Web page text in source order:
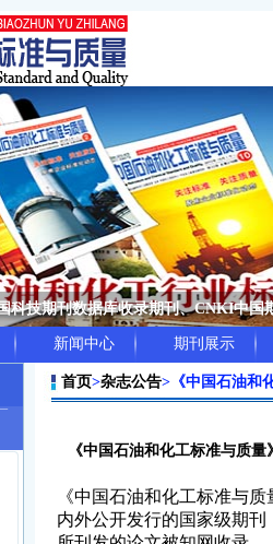
科技期刊数据库收录期刊、CNKI中
新闻中心 期刊展示
首页>杂志公告> 《中国石油和
《中国石油和化工标准与质
《中国石油和化工标准与质
内外公开发行的国家级期刊